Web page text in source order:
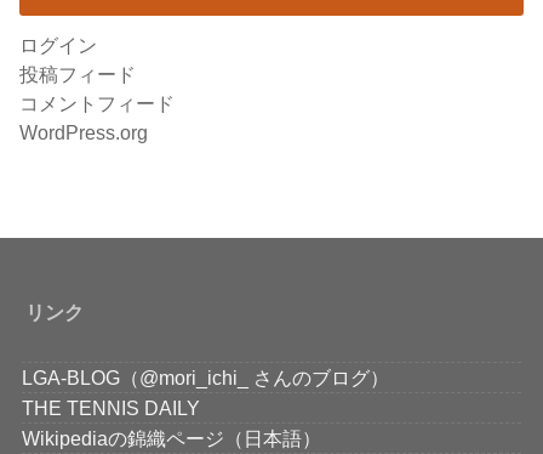
ログイン
投稿フィード
コメントフィード
WordPress.org
リンク
LGA-BLOG（@mori_ichi_ さんのブログ）
THE TENNIS DAILY
Wikipediaの錦織ページ（日本語）